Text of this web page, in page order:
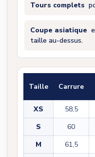
Tours complets
Coupe asiatique
taille au-dessus.
Taille Carrure
XS 58,5
S
60
M
61,5